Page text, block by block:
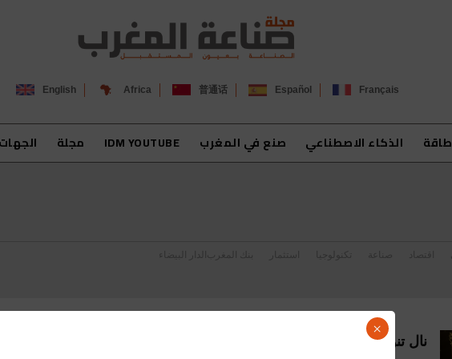
Français
Español
普通话
Africa
English
طاقة الذكاء الاصطناعي صنع في المغرب IDM YOUTUBE مجلة الجهات
نال تنويه الحاضرين والمشاركين.. مولاي حفيظ العلمي يُتوَّج “شخصية
×